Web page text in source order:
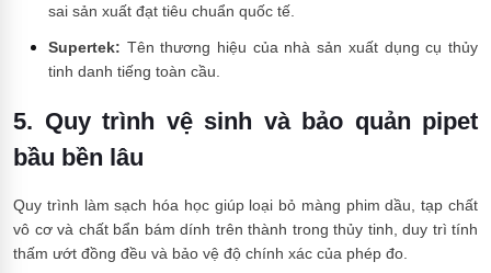
sai sản xuất đạt tiêu chuẩn quốc tế.
Supertek: Tên thương hiệu của nhà sản xuất dụng cụ thủy
tinh danh tiếng toàn cầu.
5. Quy trình vệ sinh và bảo quản pipet
bầu bền lâu
Quy trình làm sạch hóa học giúp loại bỏ màng phim dầu, tạp chất
vô cơ và chất bẩn bám dính trên thành trong thủy tinh, duy trì tính
thấm ướt đồng đều và bảo vệ độ chính xác của phép đo.